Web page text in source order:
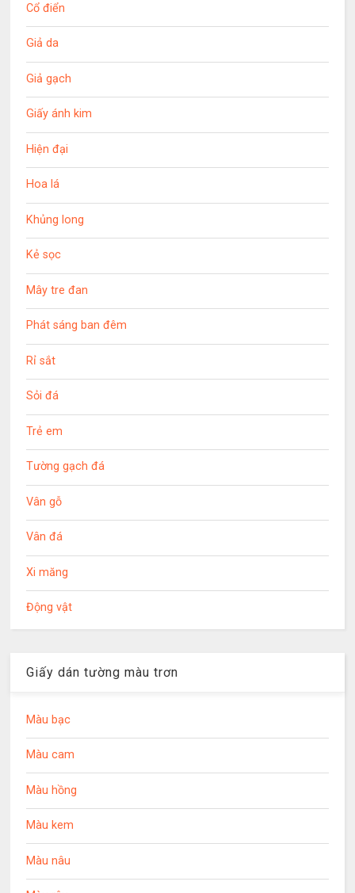
Cổ điển
Giả da
Giả gạch
Giấy ánh kim
Hiện đại
Hoa lá
Khủng long
Kẻ sọc
Mây tre đan
Phát sáng ban đêm
Rỉ sắt
Sỏi đá
Trẻ em
Tường gạch đá
Vân gỗ
Vân đá
Xi măng
Động vật
Giấy dán tường màu trơn
Màu bạc
Màu cam
Màu hồng
Màu kem
Màu nâu